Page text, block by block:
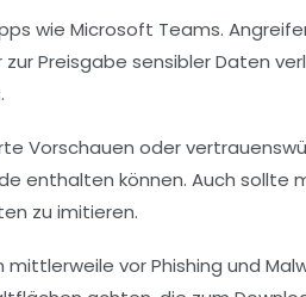
wie Microsoft Teams.
Preisgabe sensibler Daten
Vorschauen oder
enthalten können. Auch sollte
zu imitieren.
vor Phishing und